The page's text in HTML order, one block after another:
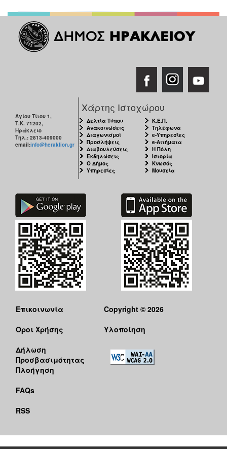
Αγίου Τίτου 1,
Τ.Κ. 71202,
Ηράκλειο
Τηλ.: 2813-409000
email:info@heraklion.gr
Χάρτης Ιστοχώρου
Δελτία Τύπου
Ανακοινώσεις
Διαγωνισμοί
Προσλήψεις
Διαβουλεύσεις
Εκδηλώσεις
Ο Δήμος
Υπηρεσίες
Κ.Ε.Π.
Τηλέφωνα
e-Υπηρεσίες
e-Αιτήματα
Η Πόλη
Ιστορία
Κνωσός
Μουσεία
Επικοινωνία
Όροι Χρήσης
Δήλωση
Προσβασιμότητας
Πλοήγηση
FAQs
RSS
Copyright © 2026
Υλοποίηση